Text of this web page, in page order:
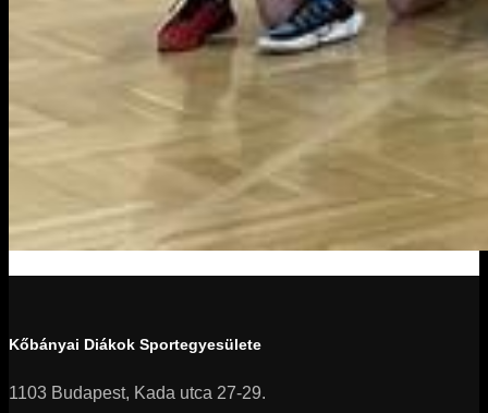
Kőbányai Diákok Sportegyesülete
1103 Budapest, Kada utca 27-29.